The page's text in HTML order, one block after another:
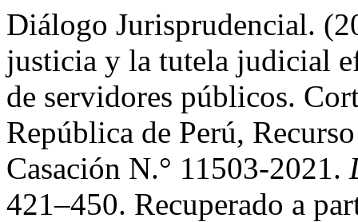
Diálogo Jurisprudencial.
justicia y la tutela judicial
de servidores públicos.
República de Perú,
Casación N.° 11503-2021.
421–450. Recuperado a